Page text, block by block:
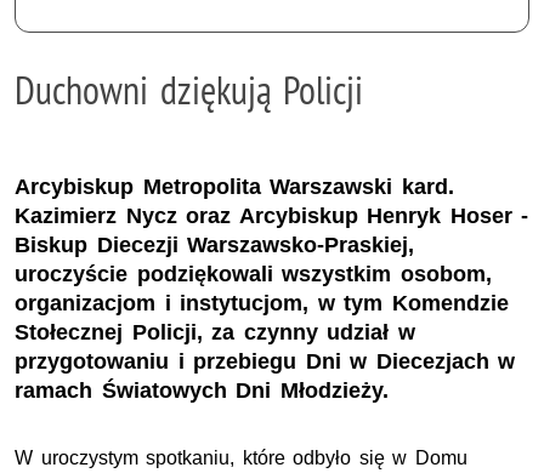
Duchowni dziękują Policji
Arcybiskup Metropolita Warszawski kard.
Kazimierz Nycz oraz Arcybiskup Henryk Hoser -
Biskup Diecezji Warszawsko-Praskiej,
uroczyście podziękowali wszystkim osobom,
organizacjom i instytucjom, w tym Komendzie
Stołecznej Policji, za czynny udział w
przygotowaniu i przebiegu Dni w Diecezjach w
ramach Światowych Dni Młodzieży.
W uroczystym spotkaniu, które odbyło się w Domu